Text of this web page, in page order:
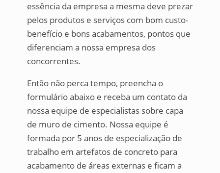
essência da empresa a mesma deve prezar
pelos produtos e serviços com bom custo-
benefício e bons acabamentos, pontos que
diferenciam a nossa empresa dos
concorrentes.
Então não perca tempo, preencha o
formulário abaixo e receba um contato da
nossa equipe de especialistas sobre capa
de muro de cimento. Nossa equipe é
formada por 5 anos de especialização de
trabalho em artefatos de concreto para
acabamento de áreas externas e ficam a